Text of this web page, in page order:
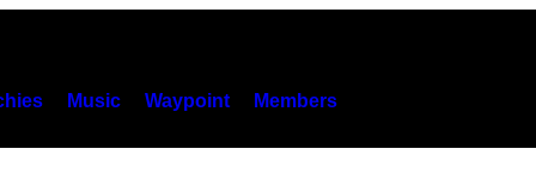
Music Waypoint Members